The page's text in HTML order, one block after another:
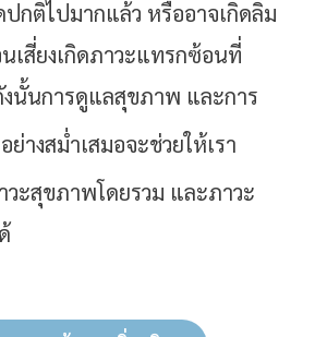
ปกติไปมากแล้ว หรืออาจเกิดลิ่ม
เสี่ยงเกิดภาวะแทรกซ้อนที่
นั้นการดูแลสุขภาพ และการ
อย่างสม่ำเสมอจะช่วยให้เรา
วะสุขภาพโดยรวม และภาวะ